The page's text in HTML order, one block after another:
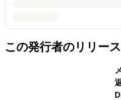
この発行者のリリース